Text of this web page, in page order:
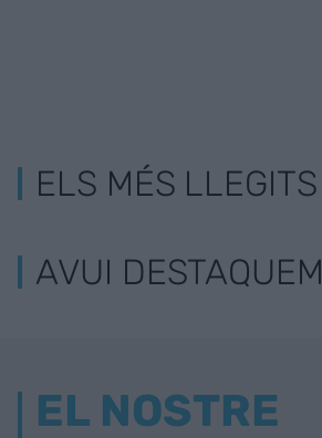
ELS MÉS LLEGITS
AVUI DESTAQUEM
EL NOSTRE